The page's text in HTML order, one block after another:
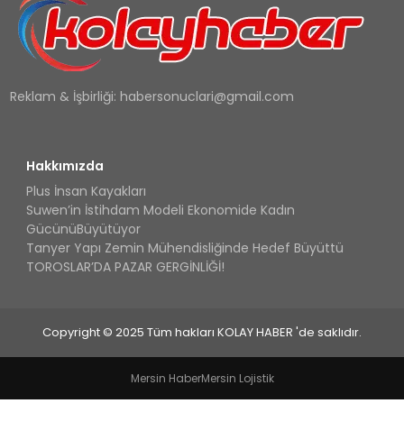
Reklam & İşbirliği: habersonuclari@gmail.com
Hakkımızda
Plus İnsan Kayakları
Suwen’in İstihdam Modeli Ekonomide Kadın
GücünüBüyütüyor
Tanyer Yapı Zemin Mühendisliğinde Hedef Büyüttü
TOROSLAR’DA PAZAR GERGİNLİĞİ!
Copyright © 2025 Tüm hakları KOLAY HABER 'de saklıdır.
Mersin HaberMersin Lojistik